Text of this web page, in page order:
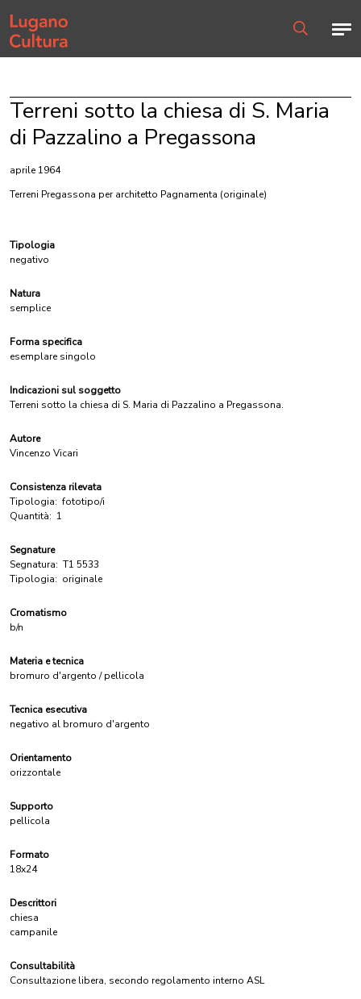
Home page
Terreni sotto la chiesa di S. Maria
di Pazzalino a Pregassona
aprile 1964
Terreni Pregassona per architetto Pagnamenta (originale)
Tipologia
negativo
Natura
semplice
Forma specifica
esemplare singolo
Indicazioni sul soggetto
Terreni sotto la chiesa di S. Maria di Pazzalino a Pregassona.
Autore
Vincenzo Vicari
Consistenza rilevata
Tipologia: fototipo/i
Quantità: 1
Segnature
Segnatura: T1 5533
Tipologia: originale
Cromatismo
b/n
Materia e tecnica
bromuro d'argento / pellicola
Tecnica esecutiva
negativo al bromuro d'argento
Orientamento
orizzontale
Supporto
pellicola
Formato
18x24
Descrittori
chiesa
campanile
Consultabilità
Consultazione libera, secondo regolamento interno ASL